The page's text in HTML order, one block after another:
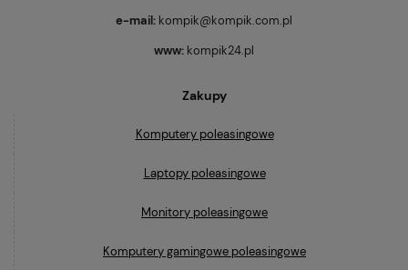
e-mail: kompik@kompik.com.pl
www: kompik24.pl
Zakupy
Komputery poleasingowe
Laptopy poleasingowe
Monitory poleasingowe
Komputery gamingowe poleasingowe